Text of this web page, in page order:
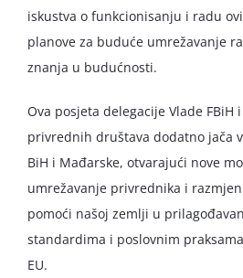
iskustva o funkcionisanju i radu
planove za buduće umrežavanje
znanja u budućnosti.
Ova posjeta delegacije Vlade FBiH
privrednih društava dodatno jača
BiH i Mađarske, otvarajući nove
umrežavanje privrednika i
pomoći našoj zemlji u
standardima i poslovnim
EU.